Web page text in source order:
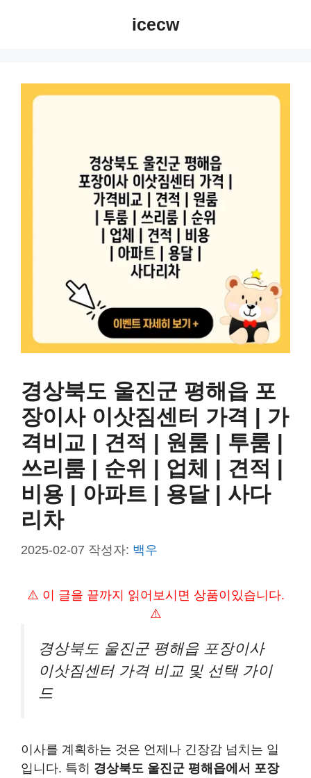
icecw
경상북도 울진군 평해읍 포
장이사 이삿짐센터 가격 | 가
격비교 | 견적 | 원룸 | 투룸 |
쓰리룸 | 순위 | 업체 | 견적 |
비용 | 아파트 | 용달 | 사다
리차
2025-02-07 작성자: 백우
⚠️ 이 글을 끝까지 읽어보시면 상품이있습니다.
⚠️
경상북도 울진군 평해읍 포장이사
이삿짐센터 가격 비교 및 선택 가이
드
이사를 계획하는 것은 언제나 긴장감 넘치는 일
입니다. 특히 경상북도 울진군 평해읍에서 포장